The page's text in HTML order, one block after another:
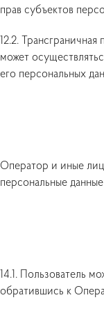
прав субъектов
12.2.
может
его персональных
Оператор и иные
персональные
14.1. Пользователь
обратившись к